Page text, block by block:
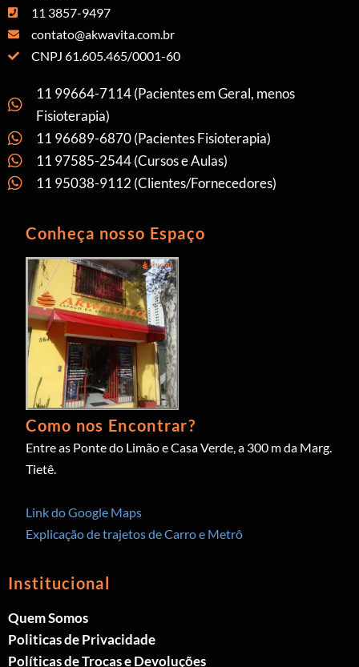
11 3857-9497
contato@akwavita.com.br
CNPJ 61.605.465/0001-60
11 99664-7114 (Pacientes em Geral, menos
Fisioterapia)
11 96689-6870 (Pacientes Fisioterapia)
11 97585-2544 (Cursos e Aulas)
11 95038-9112 (Clientes/Fornecedores)
Conheça nosso Espaço
Como nos Encontrar?
Entre as Ponte do Limão e Casa Verde, a 300 m da Marg.
Tietê.
Link do Google Maps
Explicação de trajetos de Carro e Metrô
Institucional
Quem Somos
Politicas de Privacidade
Políticas de Trocas e Devoluções